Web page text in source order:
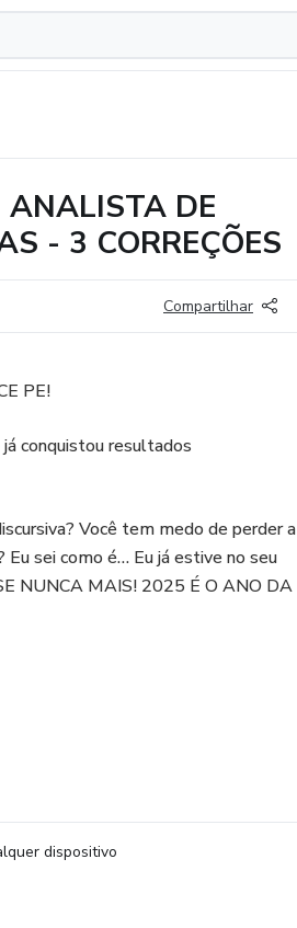
ANALISTA DE
- 3 CORREÇÕES
Compartilhar
PE!
conquistou resultados
Você tem medo de perder a
Eu sei como é… Eu já estive no seu
NUNCA MAIS! 2025 É O ANO DA
5 primeiros colocados para
mais relevantes. É assim que
dispositivo